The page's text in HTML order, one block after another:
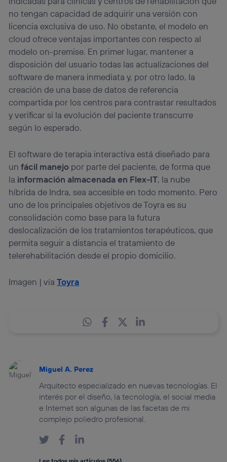
no tengan capacidad de adquirir una versión con
licencia exclusiva de uso. No obstante, el modelo en
cloud ofrece ventajas importantes con respecto al
modelo on-premise. En primer lugar, mantener a
disposición del usuario todas las actualizaciones del
software de manera inmediata y, por otro lado, la
creación de una base de datos de referencia
compartida por los centros para contrastar resultados
y verificar si la evolución del paciente transcurre
según lo esperado.
El software de terapia interactiva está diseñado para
unfácil manejo por parte del paciente, de forma que
la información almacenada en Flex-IT, la nube
híbrida de Indra, sea accesible en todo momento. Pero
uno de los principales objetivos de Toyra es su
consolidación como base para la futura
deslocalización de los tratamientos terapéuticos, que
permita seguir a distancia el tratamiento de
telerehabilitación desde el propio domicilio.
Imagen | víaToyra
Miguel A. Perez
Arquitecto especializado en nuevas tecnologías. El
interés por el diseño, la tecnología, el social media
e Internet son algunas de las facetas de mi
complejo poliedro profesional.